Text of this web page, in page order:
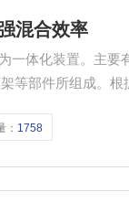
混合效率
等部件所组成。
： 1758